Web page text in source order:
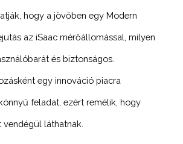
hogy a jövőben egy Modern
az iSaac mérőállomással, milyen
és biztonságos.
egy innováció piacra
feladat, ezért remélik, hogy
láthatnak.